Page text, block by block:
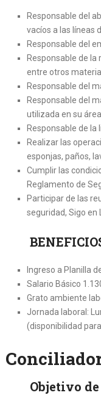
Responsable del
vacíos a las líneas
Responsable del
Responsable de la
entre otros
Responsable del
Responsable del
utilizada en su área.
Responsable de la
Realizar las
esponjas, paños,
Cumplir las
Reglamento de
Participar de las
seguridad, Sigo en
Ingreso a Planilla
Salario Básico
Grato ambiente
Jornada laboral:
(disponibilidad
Objetivo